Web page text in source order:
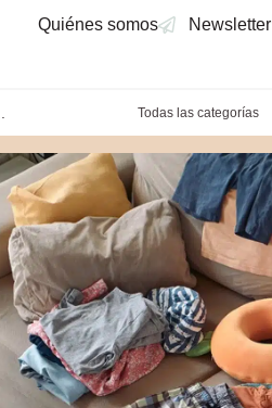
Quiénes somos Newsletter
Todas las categorías